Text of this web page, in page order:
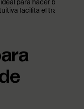
para hacer
facilita el trabajo en